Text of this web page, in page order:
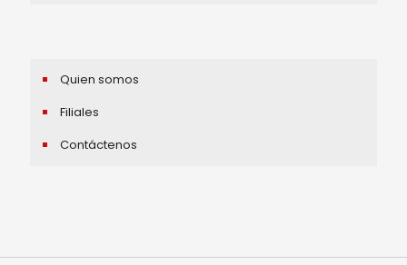
Quien somos
Filiales
Contáctenos